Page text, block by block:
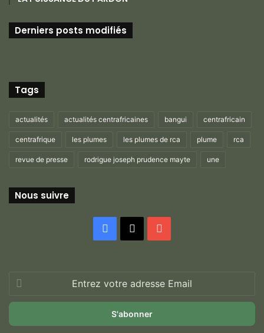
Derniers posts modifiés
Tags
actualités actualités centrafricaines bangui centrafricain
centrafrique les plumes les plumes de rca plume rca
revue de presse rodrigue joseph prudence mayte une
Nous suivre
Facebook
votre
adresse